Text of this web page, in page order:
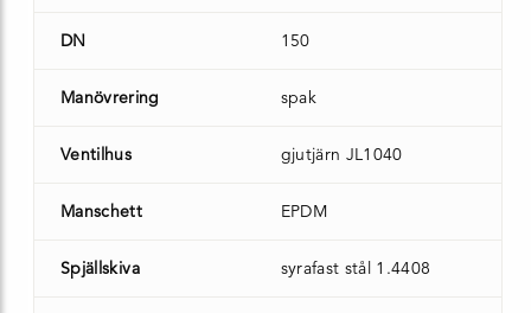
DN 150
Manövrering spak
Ventilhus gjutjärn JL1040
Manschett EPDM
Spjällskiva syrafast stål 1.4408